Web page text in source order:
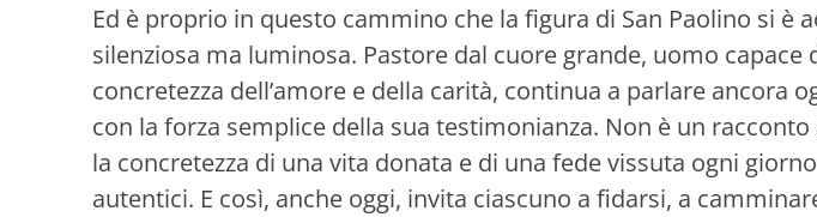
Ed è proprio in questo cammino che la figura di San Paolino si è
silenziosa ma luminosa. Pastore dal cuore grande, uomo capace
concretezza dell’amore e della carità, continua a parlare ancora
con la forza semplice della sua testimonianza. Non è un
la concretezza di una vita donata e di una fede vissuta ogni
autentici. E così, anche oggi, invita ciascuno a fidarsi, a